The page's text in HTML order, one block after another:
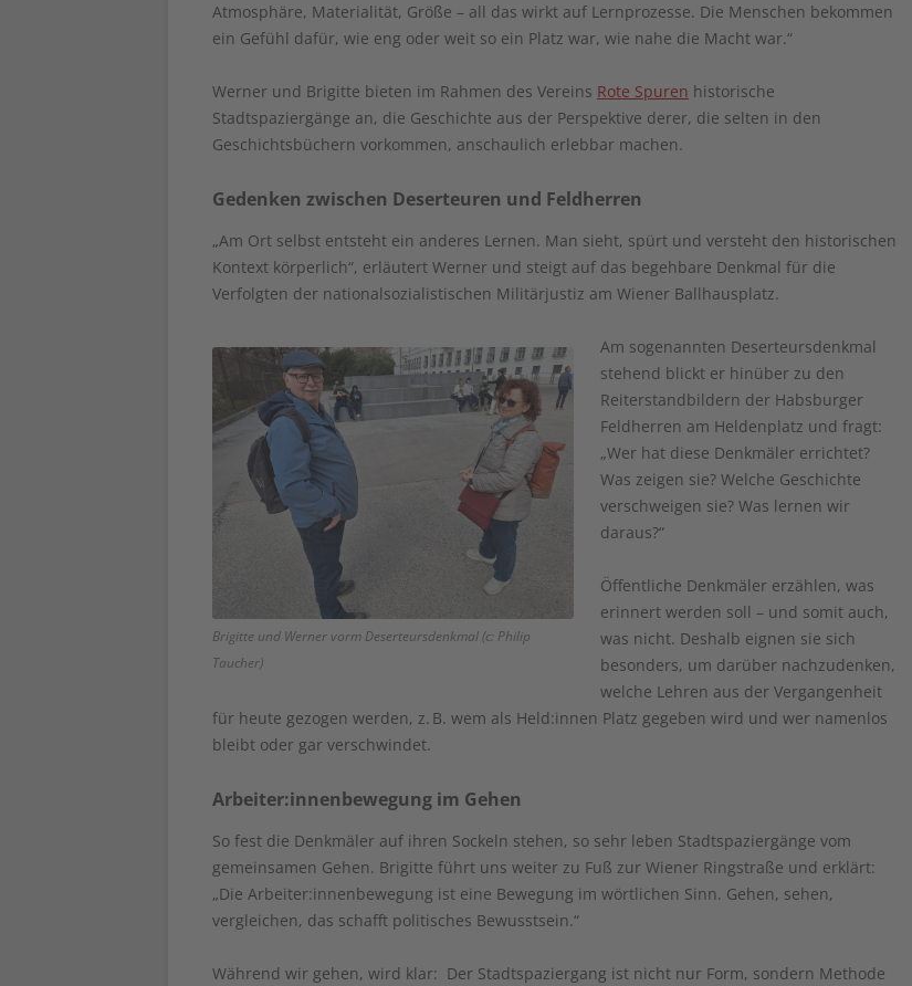
Atmosphäre, Materialität, Größe – all das wirkt auf Lernprozesse. Die Menschen bekommen
ein Gefühl dafür, wie eng oder weit so ein Platz war, wie nahe die Macht war.“
Werner und Brigitte bieten im Rahmen des Vereins Rote Spuren historische
Stadtspaziergänge an, die Geschichte aus der Perspektive derer, die selten in den
Geschichtsbüchern vorkommen, anschaulich erlebbar machen.
Gedenken zwischen Deserteuren und Feldherren
„Am Ort selbst entsteht ein anderes Lernen. Man sieht, spürt und versteht den historischen
Kontext körperlich“, erläutert Werner und steigt auf das begehbare Denkmal für die
Verfolgten der nationalsozialistischen Militärjustiz am Wiener Ballhausplatz.
Brigitte und Werner vorm Deserteursdenkmal (c: Philip
Taucher)
Am sogenannten Deserteursdenkmal
stehend blickt er hinüber zu den
Reiterstandbildern der Habsburger
Feldherren am Heldenplatz und fragt:
„Wer hat diese Denkmäler errichtet?
Was zeigen sie? Welche Geschichte
verschweigen sie? Was lernen wir
daraus?“
Öffentliche Denkmäler erzählen, was
erinnert werden soll – und somit auch,
was nicht. Deshalb eignen sie sich
besonders, um darüber nachzudenken,
welche Lehren aus der Vergangenheit
für heute gezogen werden, z. B. wem als Held:innen Platz gegeben wird und wer namenlos
bleibt oder gar verschwindet.
Arbeiter:innenbewegung im Gehen
So fest die Denkmäler auf ihren Sockeln stehen, so sehr leben Stadtspaziergänge vom
gemeinsamen Gehen. Brigitte führt uns weiter zu Fuß zur Wiener Ringstraße und erklärt:
„Die Arbeiter:innenbewegung ist eine Bewegung im wörtlichen Sinn. Gehen, sehen,
vergleichen, das schafft politisches Bewusstsein.“
Während wir gehen, wird klar: Der Stadtspaziergang ist nicht nur Form, sondern Methode